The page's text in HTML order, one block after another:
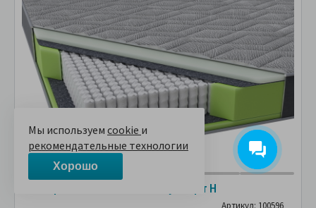
Матрас Райтон Классик Суппорт Н
Артикул: 100596
Мы используем cookie и
рекомендательные технологии
Хорошо